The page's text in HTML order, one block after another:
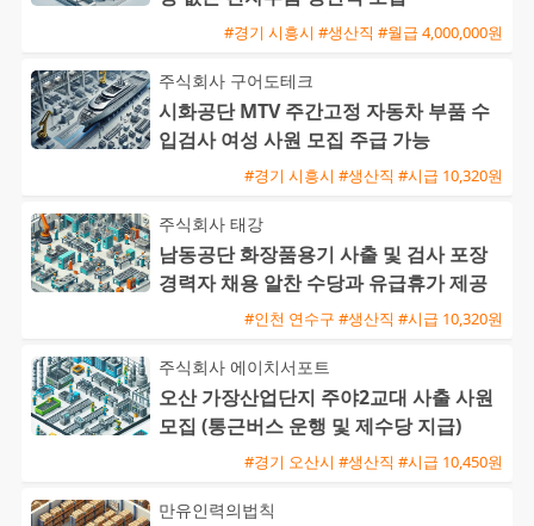
#경기 시흥시 #생산직 #월급 4,000,000원
주식회사 구어도테크
시화공단 MTV 주간고정 자동차 부품 수
입검사 여성 사원 모집 주급 가능
#경기 시흥시 #생산직 #시급 10,320원
주식회사 태강
남동공단 화장품용기 사출 및 검사 포장
경력자 채용 알찬 수당과 유급휴가 제공
#인천 연수구 #생산직 #시급 10,320원
주식회사 에이치서포트
오산 가장산업단지 주야2교대 사출 사원
모집 (통근버스 운행 및 제수당 지급)
#경기 오산시 #생산직 #시급 10,450원
만유인력의법칙